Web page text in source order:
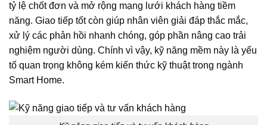
tỷ lệ chốt đơn và mở rộng mạng lưới khách hàng tiềm
năng. Giao tiếp tốt còn giúp nhân viên giải đáp thắc mắc,
xử lý các phản hồi nhanh chóng, góp phần nâng cao trải
nghiệm người dùng. Chính vì vậy, kỹ năng mềm này là yếu
tố quan trọng không kém kiến thức kỹ thuật trong ngành
Smart Home.